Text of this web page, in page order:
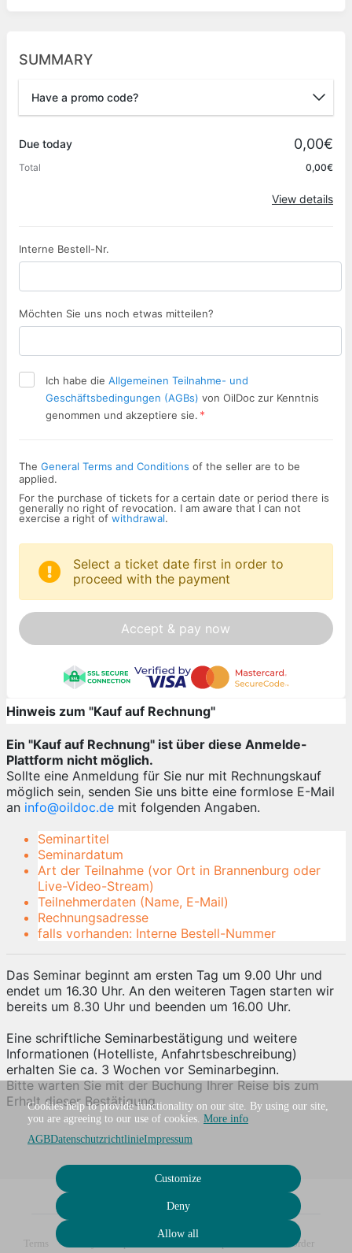
SUMMARY
Have a promo code?
Due today 0,00€
Total 0,00€
View details
Interne Bestell-Nr.
Möchten Sie uns noch etwas mitteilen?
Ich habe die Allgemeinen Teilnahme- und
Geschäftsbedingungen (AGBs) von OilDoc zur Kenntnis
genommen und akzeptiere sie. *
The General Terms and Conditions of the seller are to be
applied.
For the purchase of tickets for a certain date or period there is
generally no right of revocation. I am aware that I can not
exercise a right of withdrawal.
Select a ticket date first in order to
proceed with the payment
Accept & pay now
Hinweis zum "Kauf auf Rechnung"
Ein "Kauf auf Rechnung" ist über diese Anmelde-
Plattform nicht möglich.
Sollte eine Anmeldung für Sie nur mit Rechnungskauf
möglich sein, senden Sie uns bitte eine formlose E-Mail
an info@oildoc.de mit folgenden Angaben.
Seminartitel
Seminardatum
Art der Teilnahme (vor Ort in Brannenburg oder
Live-Video-Stream)
Teilnehmerdaten (Name, E-Mail)
Rechnungsadresse
falls vorhanden: Interne Bestell-Nummer
Das Seminar beginnt am ersten Tag um 9.00 Uhr und
endet um 16.30 Uhr. An den weiteren Tagen starten wir
bereits um 8.30 Uhr und beenden um 16.00 Uhr.
Eine schriftliche Seminarbestätigung und weitere
Informationen (Hotelliste, Anfahrtsbeschreibung)
erhalten Sie ca. 3 Wochen vor Seminarbeginn.
Bitte warten Sie mit der Buchung Ihrer Reise bis zum
Erhalt dieser Bestätigung.
Terms Cancel order
Cookies help to provide functionality on our site. By using our site,
you are agreeing to our use of cookies. More info
AGBDatenschutzrichtlinieImpressum
Customize
Deny
Allow all